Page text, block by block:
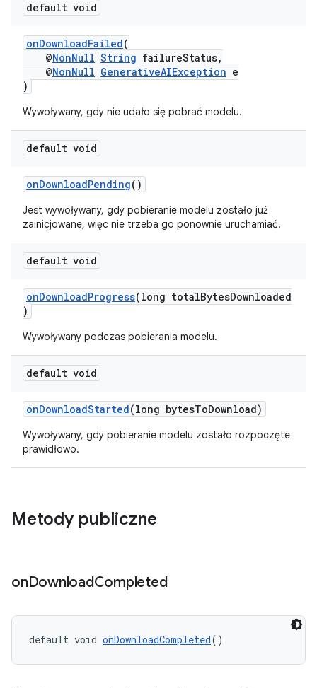
default void
onDownloadFailed(
@NonNull String failureStatus,
@NonNull GenerativeAIException e
)
Wywoływany, gdy nie udało się pobrać modelu.
default void
onDownloadPending()
Jest wywoływany, gdy pobieranie modelu zostało już
zainicjowane, więc nie trzeba go ponownie uruchamiać.
default void
onDownloadProgress(long totalBytesDownloaded
)
Wywoływany podczas pobierania modelu.
default void
onDownloadStarted(long bytesToDownload)
Wywoływany, gdy pobieranie modelu zostało rozpoczęte
prawidłowo.
Metody publiczne
onDownloadCompleted
default void onDownloadCompleted()